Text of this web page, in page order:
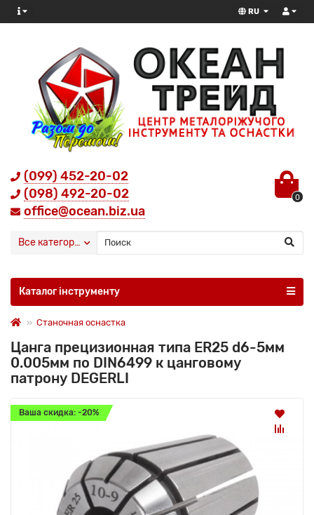
RU
(099) 452-20-02
(098) 492-20-02
office@ocean.biz.ua
0
Все категории
Каталог інструменту
Станочная оснастка
Цанга прецизионная типа ER25 d6-5мм
0.005мм по DIN6499 к цанговому
патрону DEGERLI
Ваша скидка: -20%